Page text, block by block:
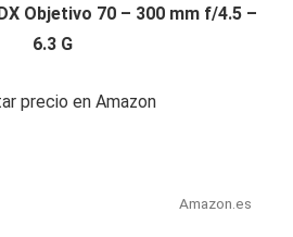
Objetivo 70 – 300 mm f/4.5 –
6.3 G
precio en Amazon
Amazon.es